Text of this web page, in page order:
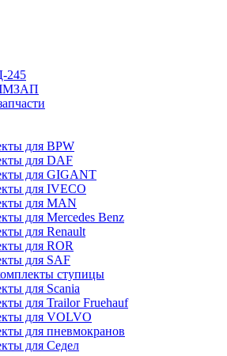
245
для BPW
для DAF
для GIGANT
для IVECO
для MAN
для Mercedes Benz
для Renault
для ROR
для SAF
ступицы
для Scania
для Trailor Fruehauf
для VOLVO
для пневмокранов
для Седел